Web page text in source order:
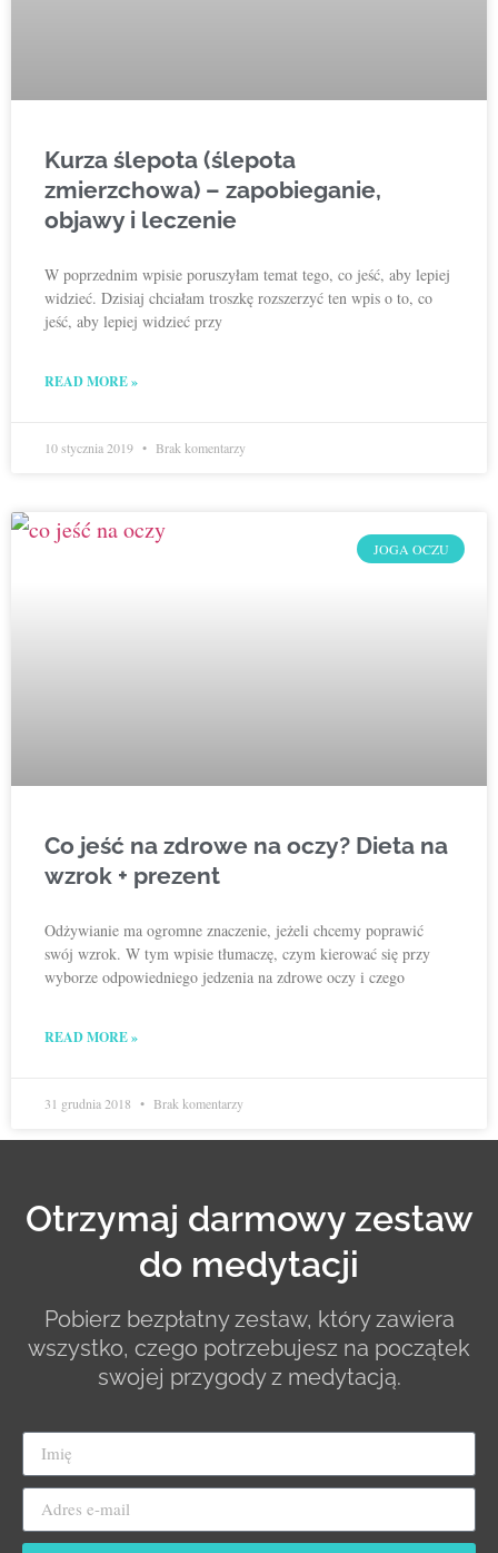
Kurza ślepota (ślepota
zmierzchowa) – zapobieganie,
objawy i leczenie
W poprzednim wpisie poruszyłam temat tego, co jeść, aby lepiej
widzieć. Dzisiaj chciałam troszkę rozszerzyć ten wpis o to, co
jeść, aby lepiej widzieć przy
READ MORE »
10 stycznia 2019 Brak komentarzy
JOGA OCZU
Co jeść na zdrowe na oczy? Dieta na
wzrok + prezent
Odżywianie ma ogromne znaczenie, jeżeli chcemy poprawić
swój wzrok. W tym wpisie tłumaczę, czym kierować się przy
wyborze odpowiedniego jedzenia na zdrowe oczy i czego
READ MORE »
31 grudnia 2018 Brak komentarzy
Otrzymaj darmowy zestaw
do medytacji
Pobierz bezpłatny zestaw, który zawiera
wszystko, czego potrzebujesz na początek
swojej przygody z medytacją.